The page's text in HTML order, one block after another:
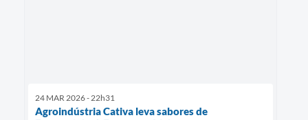
24 MAR 2026 - 22h31
Agroindústria Cativa leva sabores de